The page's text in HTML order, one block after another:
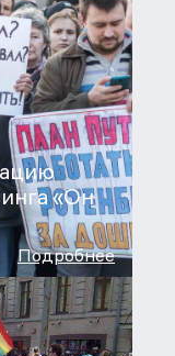
«Он
Подробнее